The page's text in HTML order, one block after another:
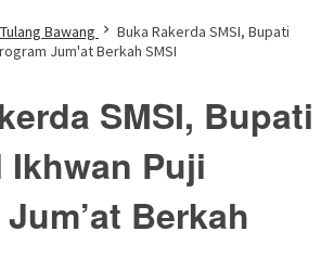
Tulang Bawang
Buka Rakerda SMSI, Bupati
Jum'at Berkah SMSI
SMSI, Bupati
Puji
Berkah